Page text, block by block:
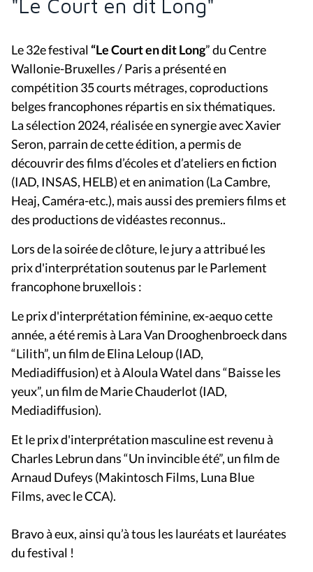
"Le Court en dit Long"
Le 32e festival “Le Court en dit Long” du Centre
Wallonie-Bruxelles / Paris a présenté en
compétition 35 courts métrages, coproductions
belges francophones répartis en six thématiques.
La sélection 2024, réalisée en synergie avec Xavier
Seron, parrain de cette édition, a permis de
découvrir des films d’écoles et d’ateliers en fiction
(IAD, INSAS, HELB) et en animation (La Cambre,
Heaj, Caméra-etc.), mais aussi des premiers films et
des productions de vidéastes reconnus..
Lors de la soirée de clôture, le jury a attribué les
prix d'interprétation soutenus par le Parlement
francophone bruxellois :
Le prix d'interprétation féminine, ex-aequo cette
année, a été remis à Lara Van Drooghenbroeck dans
“Lilith”, un film de Elina Leloup (IAD,
Mediadiffusion) et à Aloula Watel dans “Baisse les
yeux”, un film de Marie Chauderlot (IAD,
Mediadiffusion).
Et le prix d'interprétation masculine est revenu à
Charles Lebrun dans “Un invincible été”, un film de
Arnaud Dufeys (Makintosch Films, Luna Blue
Films, avec le CCA).
Bravo à eux, ainsi qu’à tous les lauréats et lauréates
du festival !